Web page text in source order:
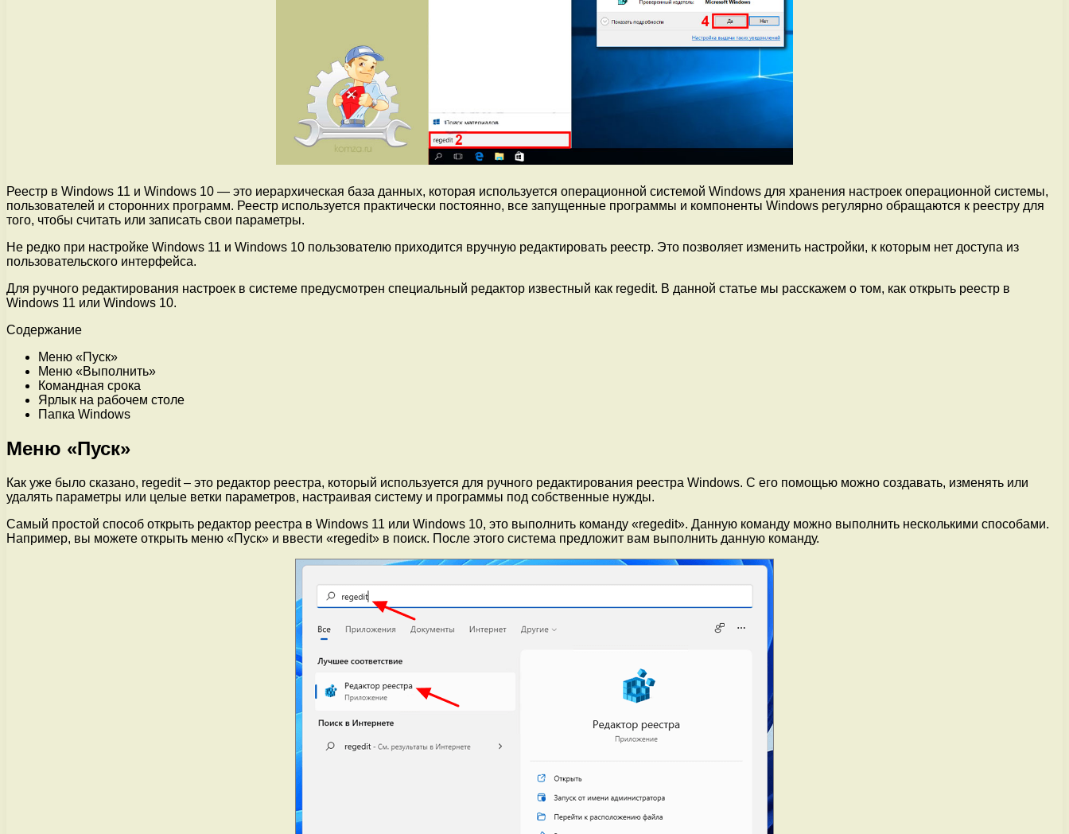
Реестр в Windows 11 и Windows 10 — это иерархическая база данных, которая используется операционной системой Windows для хранения настроек операционной системы,
пользователей и сторонних программ. Реестр используется практически постоянно, все запущенные программы и компоненты Windows регулярно обращаются к реестру для
того, чтобы считать или записать свои параметры.
Не редко при настройке Windows 11 и Windows 10 пользователю приходится вручную редактировать реестр. Это позволяет изменить настройки, к которым нет доступа из
пользовательского интерфейса.
Для ручного редактирования настроек в системе предусмотрен специальный редактор известный как regedit. В данной статье мы расскажем о том, как открыть реестр в
Windows 11 или Windows 10.
Содержание
Меню «Пуск»
Меню «Выполнить»
Командная срока
Ярлык на рабочем столе
Папка Windows
Меню «Пуск»
Как уже было сказано, regedit – это редактор реестра, который используется для ручного редактирования реестра Windows. С его помощью можно создавать, изменять или
удалять параметры или целые ветки параметров, настраивая систему и программы под собственные нужды.
Самый простой способ открыть редактор реестра в Windows 11 или Windows 10, это выполнить команду «regedit». Данную команду можно выполнить несколькими способами.
Например, вы можете открыть меню «Пуск» и ввести «regedit» в поиск. После этого система предложит вам выполнить данную команду.